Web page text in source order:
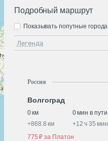
Подробный маршрут
Легенда
Показывать попутные города
Россия
Волгоград
0 км
0 мин в пути
+868.8 км +12 ч 35 мин
775 ₽ за Платон